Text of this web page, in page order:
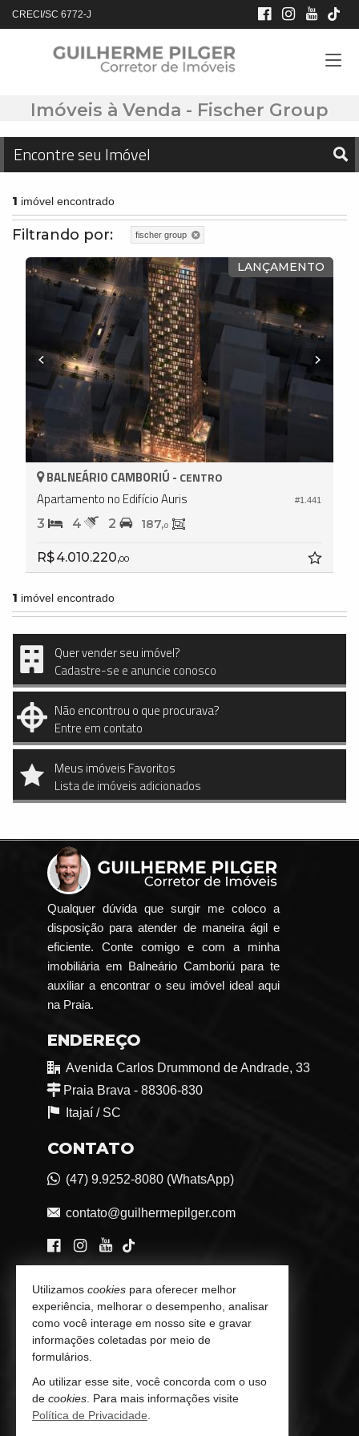
CRECI/SC 6772-J
Imóveis à Venda - Fischer Group
Encontre seu Imóvel
1 imóvel encontrado
Filtrando por: fischer group
LANÇAMENTO
#1.441
BALNEÁRIO CAMBORIÚ - CENTRO
Apartamento no Edifício Auris
3 4 2 187,0
R$ 4.010.220,00
1 imóvel encontrado
Quer vender seu imóvel?
Cadastre-se e anuncie conosco
Não encontrou o que procurava?
Entre em contato
Meus imóveis Favoritos
Lista de imóveis adicionados
Qualquer dúvida que surgir me coloco a
disposição para atender de maneira ágil e
eficiente. Conte comigo e com a minha
imobiliária em Balneário Camboriú para te
auxiliar a encontrar o seu imóvel ideal aqui
na Praia.
ENDEREÇO
Avenida Carlos Drummond de Andrade, 33
Praia Brava - 88306-830
Itajaí / SC
CONTATO
(47) 9.9252-8080 (WhatsApp)
contato@guilhermepilger.com
VEJA MAIS
Consultoria Imobiliária Personalizada
trabalhe conosco
Indicadores Financeiros
Imóveis Favoritos
Utilizamos cookies para oferecer melhor
experiência, melhorar o desempenho, analisar
como você interage em nosso site e gravar
informações coletadas por meio de
formulários.
Ao utilizar esse site, você concorda com o uso
de cookies . Para mais informações visite
Política de Privacidade